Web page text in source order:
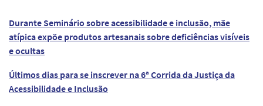
Durante Seminário sobre acessibilidade e inclusão, mãe
atípica expõe produtos artesanais sobre deficiências visíveis
e ocultas
Últimos dias para se inscrever na 6ª Corrida da Justiça da
Acessibilidade e Inclusão